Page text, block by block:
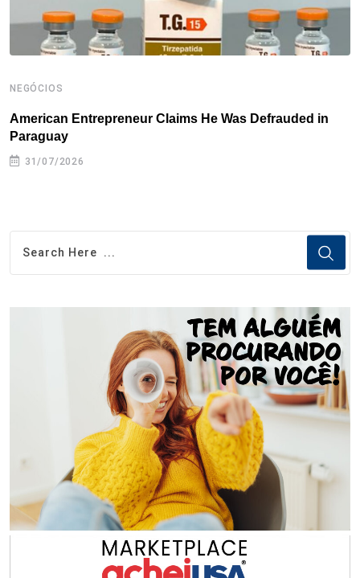
NEGÓCIOS
American Entrepreneur Claims He Was Defrauded in
Paraguay
31/07/2026